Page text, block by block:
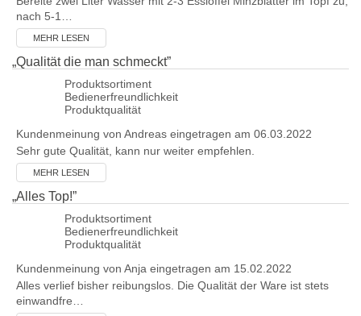
nach 5-1…
MEHR LESEN
„Qualität die man schmeckt”
Produktsortiment
Bedienerfreundlichkeit
Produktqualität
Kundenmeinung von Andreas eingetragen am 06.03.2022
Sehr gute Qualität, kann nur weiter empfehlen.
MEHR LESEN
„Alles Top!”
Produktsortiment
Bedienerfreundlichkeit
Produktqualität
Kundenmeinung von Anja eingetragen am 15.02.2022
Alles verlief bisher reibungslos. Die Qualität der Ware ist stets
einwandfre…